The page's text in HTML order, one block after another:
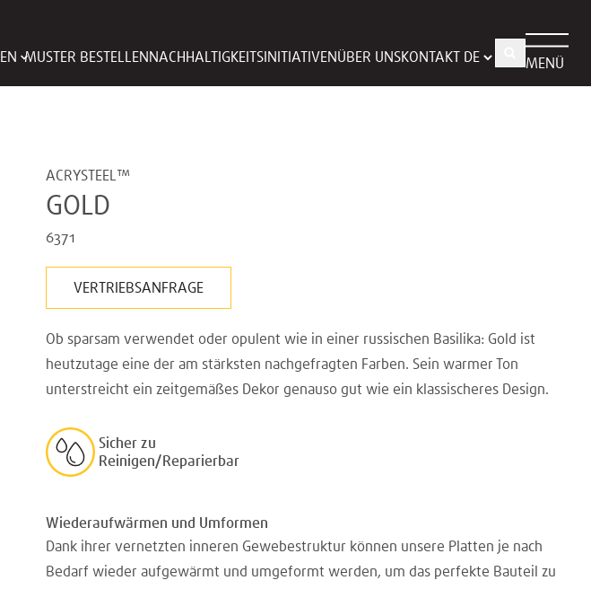
MUSTER BESTELLEN NACHHALTIGKEITSINITIATIVENÜBER UNSKONTAKT MENÜ
ACRYSTEEL™
GOLD
6371
VERTRIEBSANFRAGE
Ob sparsam verwendet oder opulent wie in einer russischen Basilika: Gold ist
heutzutage eine der am stärksten nachgefragten Farben. Sein warmer Ton
unterstreicht ein zeitgemäßes Dekor genauso gut wie ein klassischeres Design.
Sicher zu
Reinigen/Reparierbar
Wiederaufwärmen und Umformen
Dank ihrer vernetzten inneren Gewebestruktur können unsere Platten je nach
Bedarf wieder aufgewärmt und umgeformt werden, um das perfekte Bauteil zu